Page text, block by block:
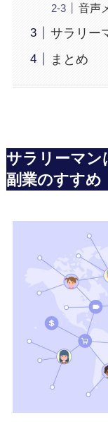
音声
サラリー
まとめ
サラリーマン
副業のすすめ